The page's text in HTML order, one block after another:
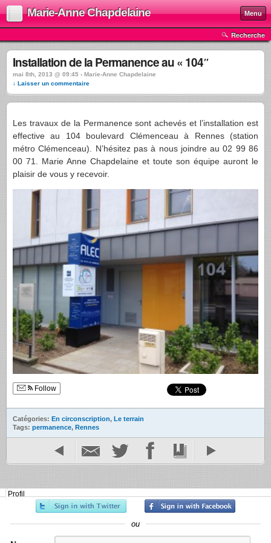
Marie-Anne Chapdelaine Menu
Recherche
Installation de la Permanence au « 104″
mai 8th, 2013 @ 09:45 › Marie-Anne Chapdelaine
↓ Laisser un commentaire
Les travaux de la Permanence sont achevés et l’installation est
effective au 104 boulevard Clémenceau à Rennes (station
métro Clémenceau). N’hésitez pas à nous joindre au 02 99 86
00 71. Marie Anne Chapdelaine et toute son équipe auront le
plaisir de vous y recevoir.
Follow
Catégories: En circonscription, Le terrain
Tags: permanence, Rennes
Profil
ou